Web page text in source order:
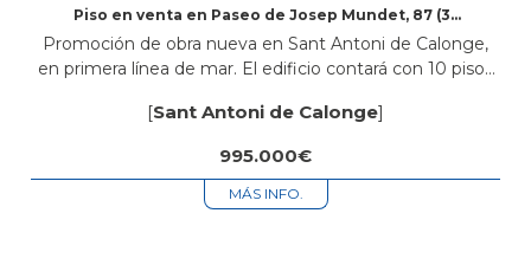
Piso en venta en Paseo de Josep Mundet, 87 (3º
Promoción de obra nueva en Sant Antoni de Calonge,
en primera línea de mar. El edificio contará con 10 pisos
[Sant Antoni de Calonge]
995.000€
MÁS INFO.